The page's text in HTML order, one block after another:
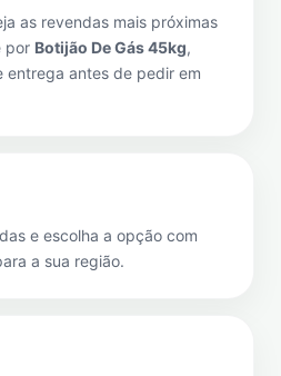
as revendas mais próximas
por Botijão De Gás 45kg,
antes de pedir em
e escolha a opção com
a sua região.